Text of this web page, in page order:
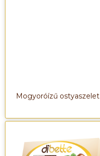
Mogyoróízű ostyaszelet